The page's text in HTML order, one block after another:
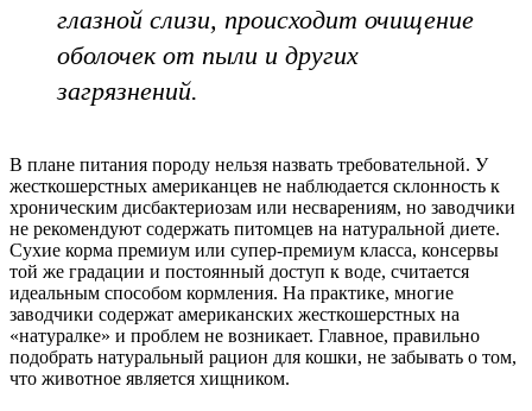
глазной слизи, происходит очищение
оболочек от пыли и других
загрязнений.
В плане питания породу нельзя назвать требовательной. У
жесткошерстных американцев не наблюдается склонность к
хроническим дисбактериозам или несварениям, но заводчики
не рекомендуют содержать питомцев на натуральной диете.
Сухие корма премиум или супер-премиум класса, консервы
той же градации и постоянный доступ к воде, считается
идеальным способом кормления. На практике, многие
заводчики содержат американских жесткошерстных на
«натуралке» и проблем не возникает. Главное, правильно
подобрать натуральный рацион для кошки, не забывать о том,
что животное является хищником.